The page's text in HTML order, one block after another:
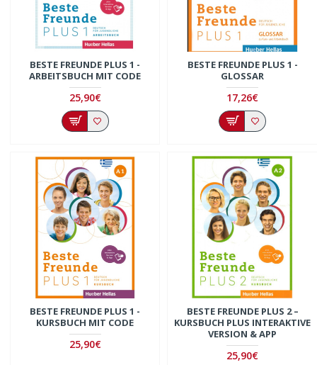
BESTE FREUNDE PLUS 1 -
ARBEITSBUCH MIT CODE
25,90€
BESTE FREUNDE PLUS 1 -
GLOSSAR
17,26€
BESTE FREUNDE PLUS 1 -
KURSBUCH MIT CODE
25,90€
BESTE FREUNDE PLUS 2 –
KURSBUCH PLUS INTERAKTIVE
VERSION & APP
25,90€